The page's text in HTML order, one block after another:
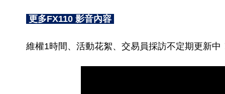
更多FX110 影音內容
維權1時間、活動花絮、交易員採訪不定期更新